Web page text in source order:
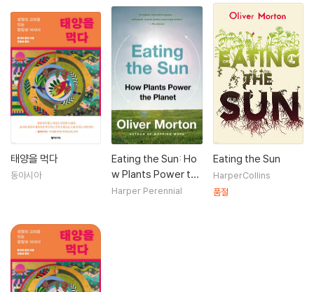
태양을 먹다
동아시아
Eating the Sun: Ho
w Plants Power th
e Planet
Harper Perennial
Eating the Sun
HarperCollins
품절